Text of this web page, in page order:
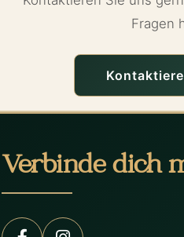
Fragen
Verbinde dich